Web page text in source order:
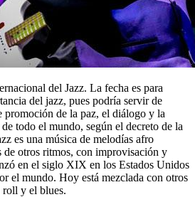
del Jazz. La fecha es para
del jazz, pues podría servir de
promoción de la paz, el diálogo y la
todo el mundo, según el decreto de la
es una música de melodías afro
de otros ritmos, con improvisación y
en el siglo XIX en los Estados Unidos
el mundo. Hoy está mezclada con otros
roll y el blues.